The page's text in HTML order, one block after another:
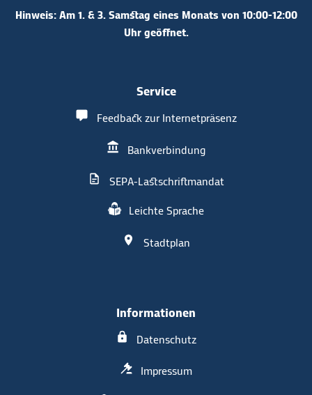
Hinweis: Am 1. & 3. Samstag eines Monats von 10:00-12:00
Uhr geöffnet.
Service
Feedback zur Internetpräsenz
Bankverbindung
SEPA-Lastschriftmandat
Leichte Sprache
Stadtplan
Informationen
Datenschutz
Impressum